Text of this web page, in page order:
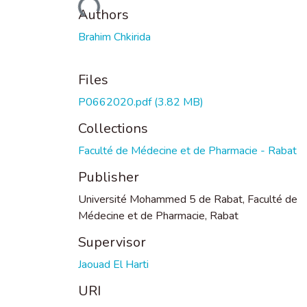
Loading...
Authors
Brahim Chkirida
Files
P0662020.pdf(3.82 MB)
Collections
Faculté de Médecine et de Pharmacie - Rabat
Publisher
Université Mohammed 5 de Rabat, Faculté de
Médecine et de Pharmacie, Rabat
Supervisor
Jaouad El Harti
URI